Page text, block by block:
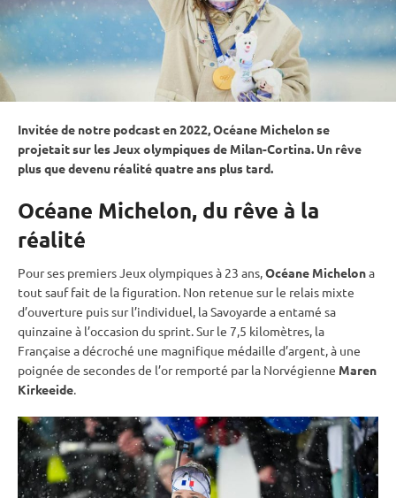
Invitée de notre podcast en 2022, Océane Michelon se
projetait sur lesJeux olympiquesde Milan-Cortina. Un rêve
plus que devenu réalité quatre ans plus tard.
Océane Michelon, du rêve à la
réalité
Pour ses premiersJeux olympiquesà 23 ans,Océane Michelona
tout sauf fait de la figuration. Non retenue sur le relais mixte
d’ouverture puis sur l’individuel, la Savoyarde a entamé sa
quinzaine à l’occasion du sprint. Sur le 7,5 kilomètres, la
Française a décroché une magnifique médaille d’argent, à une
poignée de secondes de l’or remporté par la Norvégienne Maren
Kirkeeide.